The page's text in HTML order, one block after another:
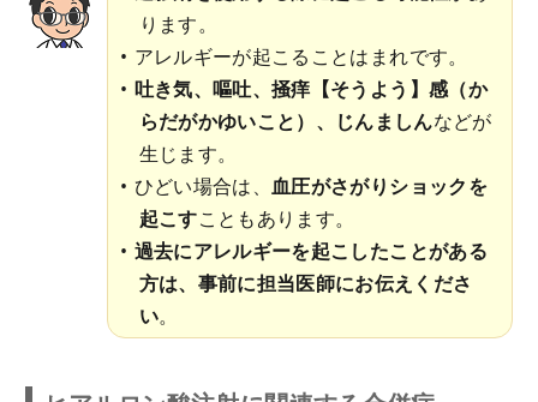
ります。
アレルギーが起こることはまれです。
吐き気、嘔吐、掻痒【そうよう】感（か
らだがかゆいこと）、じんましんなどが
生じます。
ひどい場合は、血圧がさがりショックを
起こすこともあります。
過去にアレルギーを起こしたことがある
方は、事前に担当医師にお伝えくださ
い。